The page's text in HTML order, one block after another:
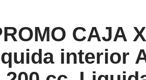
CAJA
interior